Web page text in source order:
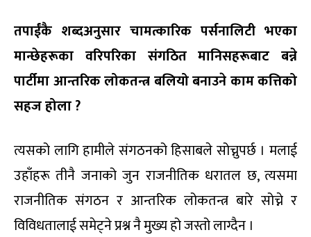
तपाईंकै शब्दअनुसार चामत्कारिक पर्सनालिटी भएका
मान्छेहरूका वरिपरिका संगठित मानिसहरूबाट बन्ने
पार्टीमा आन्तरिक लोकतन्त्र बलियो बनाउने काम कत्तिको
सहज होला ?
त्यसको लागि हामीले संगठनको हिसाबले सोच्नुपर्छ । मलाई
उहाँहरू तीनै जनाको जुन राजनीतिक धरातल छ, त्यसमा
राजनीतिक संगठन र आन्तरिक लोकतन्त्र बारे सोच्ने र
विविधतालाई समेट्ने प्रश्न नै मुख्य हो जस्तो लाग्दैन ।